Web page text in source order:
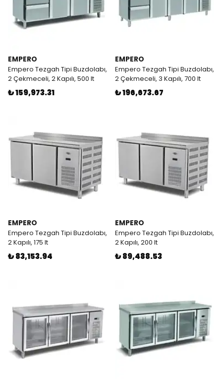
EMPERO
Empero Tezgah Tipi Buzdolabı,
2 Çekmeceli, 2 Kapılı, 500 lt
₺ 159,973.31
EMPERO
Empero Tezgah Tipi Buzdolabı,
2 Çekmeceli, 3 Kapılı, 700 lt
₺ 196,673.67
EMPERO
Empero Tezgah Tipi Buzdolabı,
2 Kapılı, 175 lt
₺ 83,153.94
EMPERO
Empero Tezgah Tipi Buzdolabı,
2 Kapılı, 200 lt
₺ 89,488.53